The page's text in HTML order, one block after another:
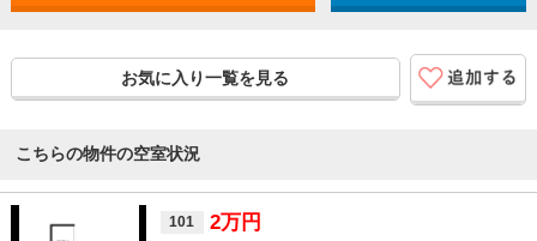
お気に入り一覧を見る
こちらの物件の空室状況
101 2万円